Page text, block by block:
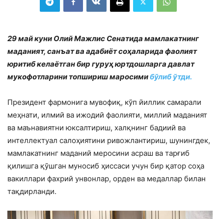
29 май куни Олий Мажлис Сенатида мамлакатнинг
маданият, санъат ва адабиёт соҳаларида фаолият
юритиб келаётган бир гуруҳ юртдошларга давлат
мукофотларини топшириш маросимибўлиб ўтди.
Президент фармонига мувофиқ, кўп йиллик самарали
меҳнати, илмий ва ижодий фаолияти, миллий маданият
ва маънавиятни юксалтириш, халқнинг бадиий ва
интеллектуал салоҳиятини ривожлантириш, шунингдек,
мамлакатнинг маданий меросини асраш ва тарғиб
қилишга қўшган муносиб ҳиссаси учун бир қатор соҳа
вакиллари фахрий унвонлар, орден ва медаллар билан
тақдирланди.